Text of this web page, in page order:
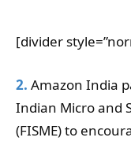
[divider
2. Amazon India
Indian Micro and
(FISME) to